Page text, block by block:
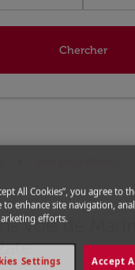
Chercher
Vols de
trouvé pour les
All Cookies”, you agree to
enhance site navigation,
efforts.
Accept
Settings